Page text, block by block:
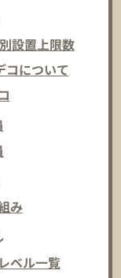
設置上限数
コについて
み
ベル一覧